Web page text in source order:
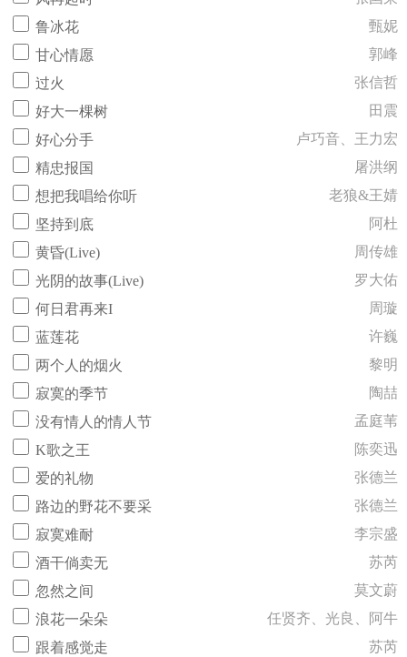
鲁冰花
甄妮
甘心情愿
郭峰
过火
张信哲
好大一棵树
田震
好心分手
卢巧音、王力宏
精忠报国
屠洪纲
想把我唱给你听
老狼&王婧
坚持到底
阿杜
黄昏(Live)
周传雄
光阴的故事(Live)
罗大佑
何日君再来I
周璇
蓝莲花
许巍
两个人的烟火
黎明
寂寞的季节
陶喆
没有情人的情人节
孟庭苇
K歌之王
陈奕迅
爱的礼物
张德兰
路边的野花不要采
张德兰
寂寞难耐
李宗盛
酒干倘卖无
苏芮
忽然之间
莫文蔚
浪花一朵朵
任贤齐、光良、阿牛
跟着感觉走
苏芮